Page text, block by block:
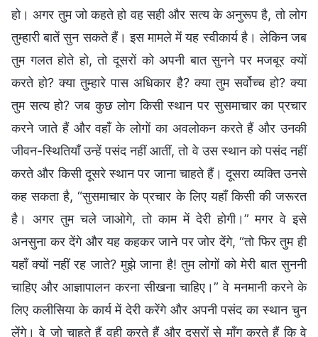
हो। अगर तुम जो कहते हो वह सही और सत्य के अनुरूप है, तो लोग
तुम्हारी बातें सुन सकते हैं। इस मामले में यह स्वीकार्य है। लेकिन जब
तुम गलत होते हो, तो दूसरों को अपनी बात सुनने पर मजबूर क्यों
करते हो? क्या तुम्हारे पास अधिकार है? क्या तुम सर्वोच्च हो? क्या
तुम सत्य हो? जब कुछ लोग किसी स्थान पर सुसमाचार का प्रचार
करने जाते हैं और वहाँ के लोगों का अवलोकन करते हैं और उनकी
जीवन-स्थितियाँ उन्हें पसंद नहीं आतीं, तो वे उस स्थान को पसंद नहीं
करते और किसी दूसरे स्थान पर जाना चाहते हैं। दूसरा व्यक्ति उनसे
कह सकता है, “सुसमाचार के प्रचार के लिए यहाँ किसी की जरूरत
है। अगर तुम चले जाओगे, तो काम में देरी होगी।” मगर वे इसे
अनसुना कर देंगे और यह कहकर जाने पर जोर देंगे, “तो फिर तुम ही
यहाँ क्यों नहीं रह जाते? मुझे जाना है! तुम लोगों को मेरी बात सुननी
चाहिए और आज्ञापालन करना सीखना चाहिए।” वे मनमानी करने के
लिए कलीसिया के कार्य में देरी करेंगे और अपनी पसंद का स्थान चुन
लेंगे। वे जो चाहते हैं वही करते हैं और दूसरों से माँग करते हैं कि वे